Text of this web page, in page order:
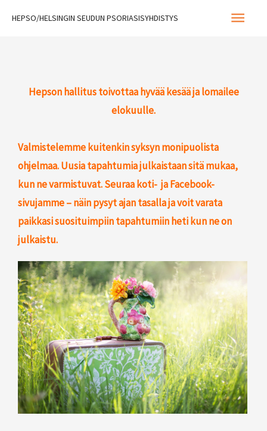
HEPSO/HELSINGIN SEUDUN PSORIASISYHDISTYS
Hepson hallitus toivottaa hyvää kesää ja lomailee
elokuulle.
Valmistelemme kuitenkin syksyn monipuolista
ohjelmaa. Uusia tapahtumia julkaistaan sitä mukaa,
kun ne varmistuvat. Seuraa koti- ja Facebook-
sivujamme – näin pysyt ajan tasalla ja voit varata
paikkasi suosituimpiin tapahtumiin heti kun ne on
julkaistu.